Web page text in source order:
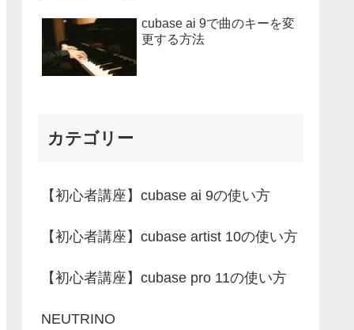
cubase ai 9で曲のキーを変
更する方法
カテゴリー
【初心者講座】cubase ai 9の使い方
【初心者講座】cubase artist 10の使い方
【初心者講座】cubase pro 11の使い方
NEUTRINO